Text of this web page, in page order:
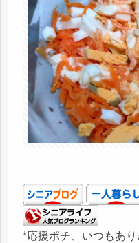
*応援ポチ、いつもあり